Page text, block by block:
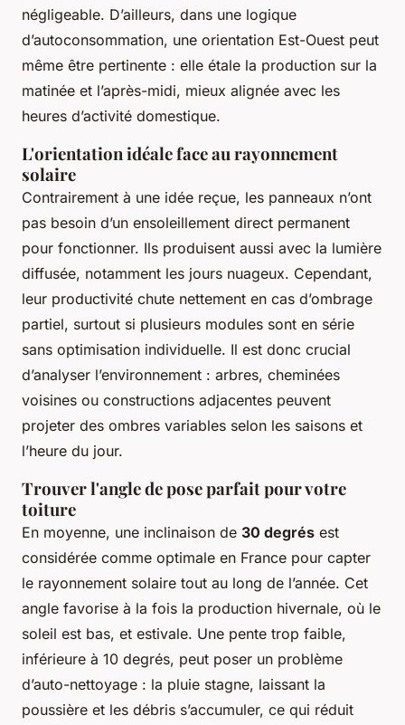
négligeable. D’ailleurs, dans une logique
d’autoconsommation, une orientation Est-Ouest peut
même être pertinente : elle étale la production sur la
matinée et l’après-midi, mieux alignée avec les
heures d’activité domestique.
L'orientation idéale face au rayonnement
solaire
Contrairement à une idée reçue, les panneaux n’ont
pas besoin d’un ensoleillement direct permanent
pour fonctionner. Ils produisent aussi avec la lumière
diffusée, notamment les jours nuageux. Cependant,
leur productivité chute nettement en cas d’ombrage
partiel, surtout si plusieurs modules sont en série
sans optimisation individuelle. Il est donc crucial
d’analyser l’environnement : arbres, cheminées
voisines ou constructions adjacentes peuvent
projeter des ombres variables selon les saisons et
l’heure du jour.
Trouver l'angle de pose parfait pour votre
toiture
En moyenne, une inclinaison de 30 degrés est
considérée comme optimale en France pour capter
le rayonnement solaire tout au long de l’année. Cet
angle favorise à la fois la production hivernale, où le
soleil est bas, et estivale. Une pente trop faible,
inférieure à 10 degrés, peut poser un problème
d’auto-nettoyage : la pluie stagne, laissant la
poussière et les débris s’accumuler, ce qui réduit